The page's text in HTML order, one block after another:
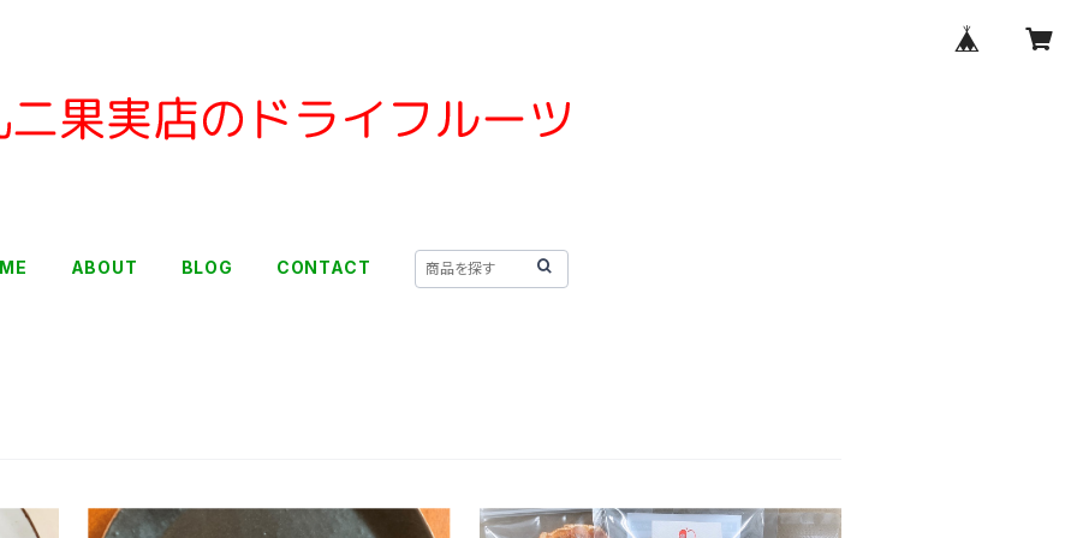
ABOUT BLOG CONTACT